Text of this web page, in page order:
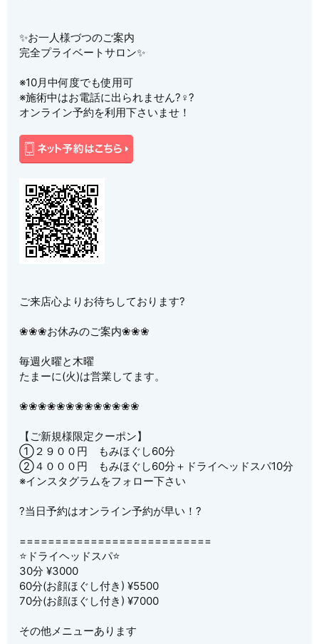
✨お一人様づつのご案内
完全プライベートサロン✨
※10月中何度でも使用可
※施術中はお電話に出られません?‍♀️?
オンライン予約を利用下さいませ！
ご来店心よりお待ちしております?
❀❀❀お休みのご案内❀❀❀
毎週火曜と木曜
たまーに(火)は営業してます。
❀❀❀❀❀❀❀❀❀❀❀❀❀
【ご新規様限定クーポン】
①２９００円 もみほぐし60分
②４０００円 もみほぐし60分＋ドライヘッドスパ10分
※インスタグラムをフォロー下さい
?当日予約はオンライン予約が早い！?
===========================
⭐️ドライヘッドスパ⭐️
30分 ¥3000
60分(お顔ほぐし付き) ¥5500
70分(お顔ほぐし付き) ¥7000
その他メニューあります